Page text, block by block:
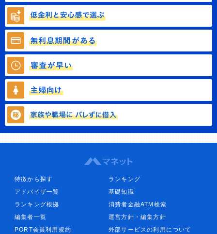
特徴から探す
ランキング
アドバイザ一覧
基礎知識
ランキング根拠
消費者金融ATM検索
編集者一覧
運営方針・編集方針
PORT会員利用規約
外部サービスの利用について